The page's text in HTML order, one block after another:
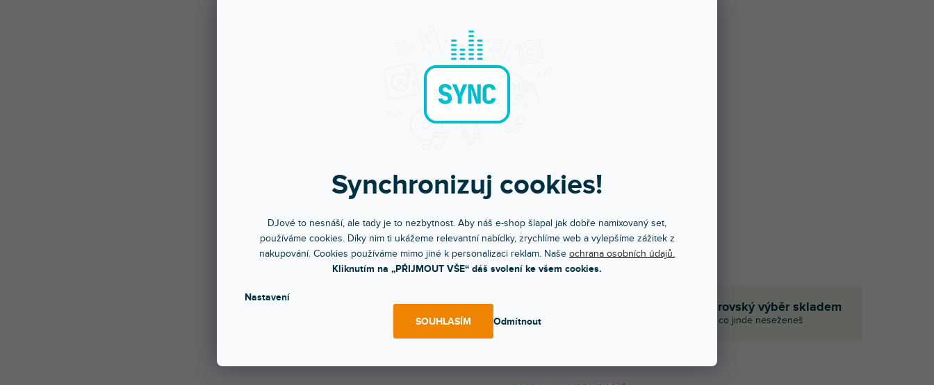
Synchronizuj cookies!
DJové to nesnáší, ale tady je to nezbytnost. Aby náš e-shop šlapal jak dobře namixovaný set,
používáme cookies. Díky nim ti ukážeme relevantní nabídky, zrychlíme web a vylepšíme zážitek z
nakupování. Cookies používáme mimo jiné k personalizaci reklam. Naše ochrana osobních údajů.
Kliknutím na „PŘIJMOUT VŠE“ dáš svolení ke všem cookies.
Nastavení
Odmítnout
SOUHLASÍM
Objednej do 15:00
A máš to druhý den doma Chválí nás za komunikaci
Obrovský výběr skladem
I to, co jinde neseženeš